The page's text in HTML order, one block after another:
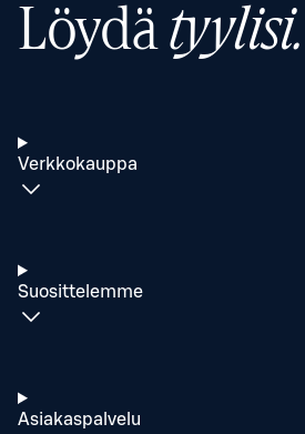
Löydätyylisi.
Verkkokauppa
Suosittelemme
Asiakaspalvelu